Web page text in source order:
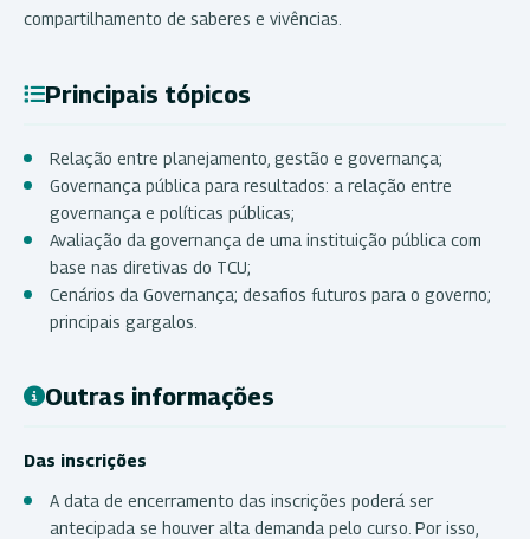
compartilhamento de saberes e vivências.
Principais tópicos
Relação entre planejamento, gestão e governança;
Governança pública para resultados: a relação entre
governança e políticas públicas;
Avaliação da governança de uma instituição pública com
base nas diretivas do TCU;
Cenários da Governança; desafios futuros para o governo;
principais gargalos.
Outras informações
Das inscrições
A data de encerramento das inscrições poderá ser
antecipada se houver alta demanda pelo curso. Por isso,